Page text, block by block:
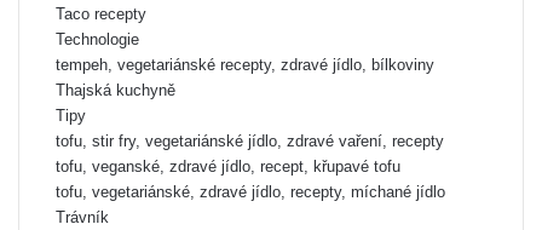
Taco recepty
Technologie
tempeh, vegetariánské recepty, zdravé jídlo, bílkoviny
Thajská kuchyně
Tipy
tofu, stir fry, vegetariánské jídlo, zdravé vaření, recepty
tofu, veganské, zdravé jídlo, recept, křupavé tofu
tofu, vegetariánské, zdravé jídlo, recepty, míchané jídlo
Trávník